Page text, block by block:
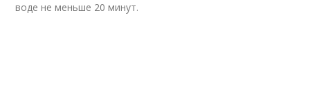
воде не меньше 20 минут.